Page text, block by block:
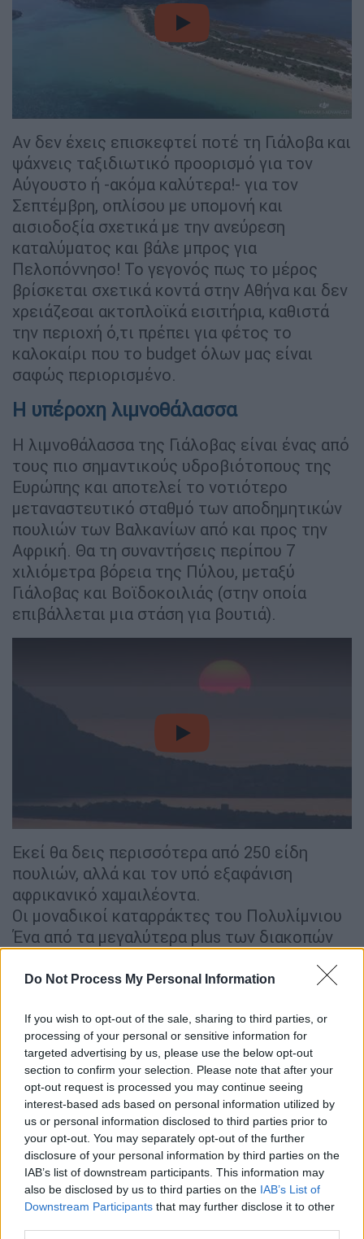
Do Not Process My Personal Information
If you wish to opt-out of the sale, sharing to third parties, or
processing of your personal or sensitive information for
targeted advertising by us, please use the below opt-out
section to confirm your selection. Please note that after your
opt-out request is processed you may continue seeing
interest-based ads based on personal information utilized by
us or personal information disclosed to third parties prior to
your opt-out. You may separately opt-out of the further
disclosure of your personal information by third parties on the
IAB’s list of downstream participants. This information may
also be disclosed by us to third parties on the IAB’s List of
Downstream Participants that may further disclose it to other
video
Αν δεν έχεις επισκεφτεί ποτέ τη Γιάλοβα και
ψάχνεις ταξιδιωτικό προορισμό για τον
Αύγουστο ή -ακόμα καλύτερα!- για τον
Σεπτέμβρη, οπλίσου με υπομονή και
αισιοδοξία σχετικά με την ανεύρεση
καταλύματος και βάλε μπρος για
Πελοπόννησο! Το γεγονός πως το μέρος
βρίσκεται σχετικά κοντά στην Αθήνα και δεν
χρειάζεσαι ακτοπλοϊκά εισιτήρια, καθιστά
την περιοχή ό,τι πρέπει για φέτος το
καλοκαίρι που το budget όλων μας είναι
σαφώς περιορισμένο.
Η υπέροχη λιμνοθάλασσα
Η λιμνοθάλασσα της Γιάλοβας είναι ένας από
τους πιο σημαντικούς υδροβιότοπους της
Ευρώπης και αποτελεί το νοτιότερο
μεταναστευτικό σταθμό των αποδημητικών
πουλιών των Βαλκανίων από και προς την
Αφρική. Θα τη συναντήσεις περίπου 7
χιλιόμετρα βόρεια της Πύλου, μεταξύ
Γιάλοβας και Βοϊδοκοιλιάς (στην οποία
επιβάλλεται μια στάση για βουτιά).
video
Εκεί θα δεις περισσότερα από 250 είδη
πουλιών, αλλά και τον υπό εξαφάνιση
αφρικανικό χαμαιλέοντα.
Οι μοναδικοί καταρράκτες του Πολυλίμνιου
Ένα από τα μεγαλύτερα plus των διακοπών
αφετηρία για μαγικές εκδρομές στα γύρω
από μια βουτιά στα παγωμένα -τα πάρα πολύ
παγωμένα, για την ακρίβεια!- νερά των
Καταρρακτών του Πολυλίμνιου;
video